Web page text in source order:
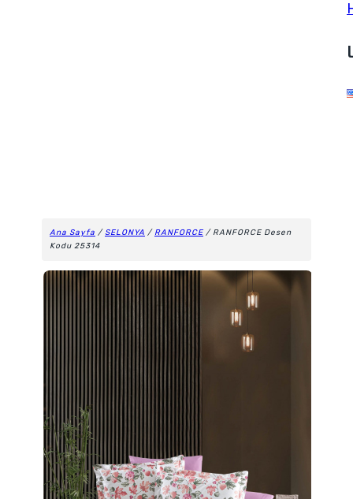
Ana Sayfa / SELONYA / RANFORCE / RANFORCE Desen
Kodu 25314